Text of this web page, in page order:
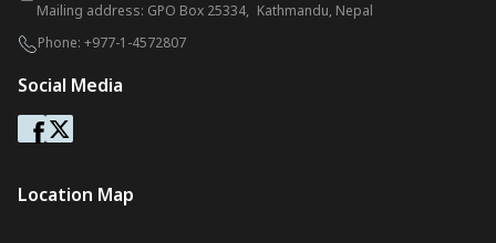
Mailing address: GPO Box 25334, Kathmandu, Nepal
Phone: +977-1-4572807
Social Media
Location Map